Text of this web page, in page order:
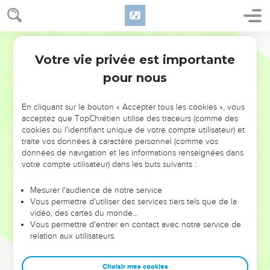
NE MANQUEZ PAS L’ÉVÉNEMENT
DE L’ANNÉE !
ET SI LEURS ERREURS POUVAIENT VOUS ÉVITER LES
VOTRES ?
leur foi ou leur vision. Mais on voit moins les doutes, les erreurs
et les saisons difficiles qu'ils ont traversés, alors même que ce
sont elles qui les ont façonnés.
Dans cette conférence, leaders, entrepreneurs, et responsables
clés pour avancer avec plus de sagesse afin que leurs erreurs
Votre vie privée est importante
pour nous
En cliquant sur le bouton « Accepter tous les cookies », vous
acceptez que TopChrétien utilise des traceurs (comme des
cookies ou l'identifiant unique de votre compte utilisateur) et
traite vos données à caractère personnel (comme vos
données de navigation et les informations renseignées dans
votre compte utilisateur) dans les buts suivants :
Mesurer l'audience de notre service
Vous permettre d'utiliser des services tiers tels que de la
vidéo, des cartes du monde…
Vous permettre d'entrer en contact avec notre service de
relation aux utilisateurs.
Choisir mes cookies